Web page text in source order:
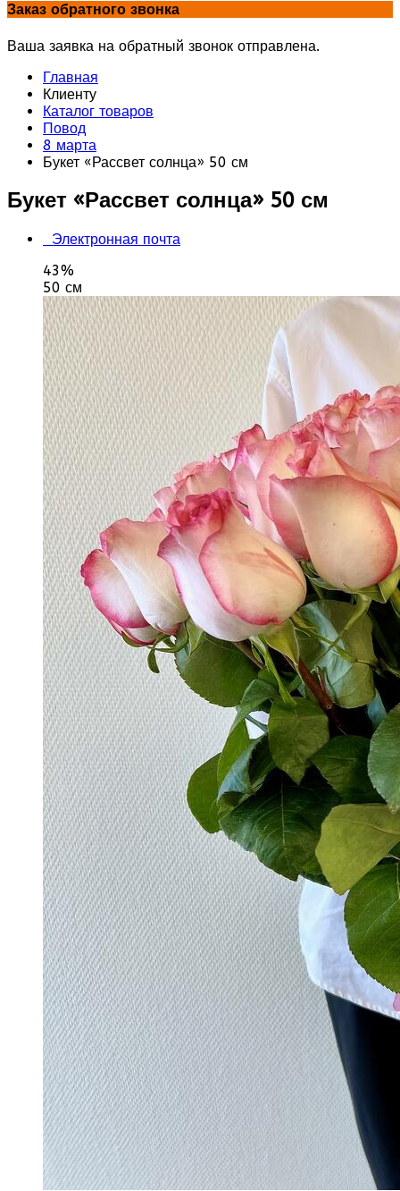
Заказ обратного звонка
Ваша заявка на обратный звонок отправлена.
Главная
Клиенту
Каталог товаров
Повод
8 марта
Букет «Рассвет солнца» 50 см
Букет «Рассвет солнца» 50 см
Электронная почта
43%
50 см